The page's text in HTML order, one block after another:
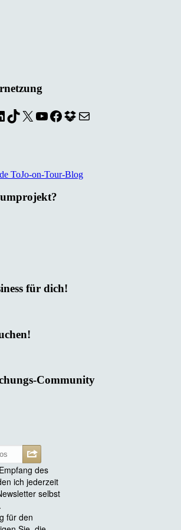
TikTok
X YouTube
Facebook
Dropbox
E-Mail
ToJo-on-Tour-Blog
für dich!
Community